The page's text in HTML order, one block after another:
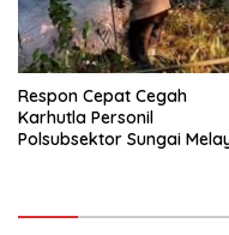
Respon Cepat Cegah
Karhutla Personil
Polsubsektor Sungai